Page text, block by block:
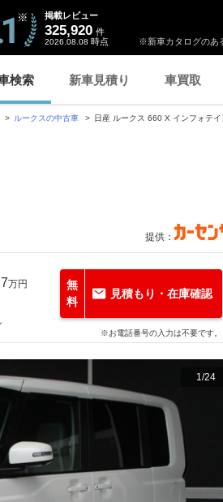
※新車カタログのあ
掲載レビュー
325,920 件
2026.08.08 時点
検索 新車見積り 車買取
ルークスの中古車 日産 ルークス 660 X インフォテ
提供：
万円
無
料
見積もり・在庫確認
※お電話番号の入力は不要です。
1/24